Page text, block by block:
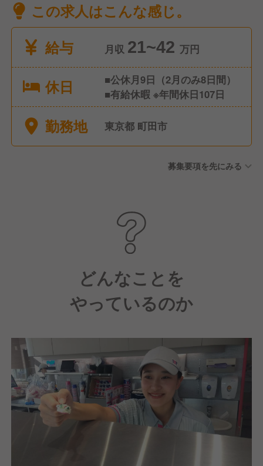
この求人はこんな感じ。
給与
月収 21~42 万円
休日
■公休月9日（2月のみ8日間）
■有給休暇 ※年間休日107日
勤務地 東京都 町田市
募集要項を先にみる
どんなことを
やっているのか